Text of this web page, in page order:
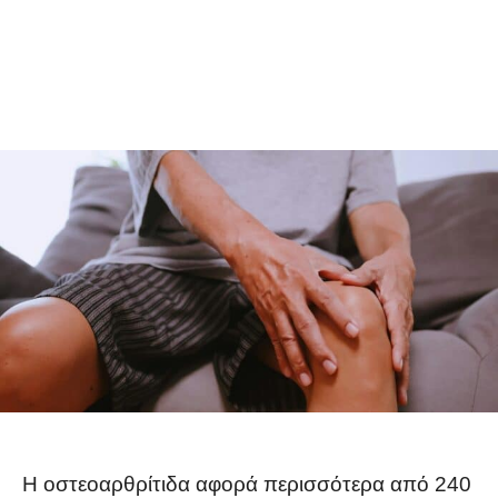
Η οστεοαρθρίτιδα αφορά περισσότερα από 240